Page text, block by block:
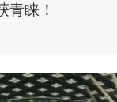
青睐！